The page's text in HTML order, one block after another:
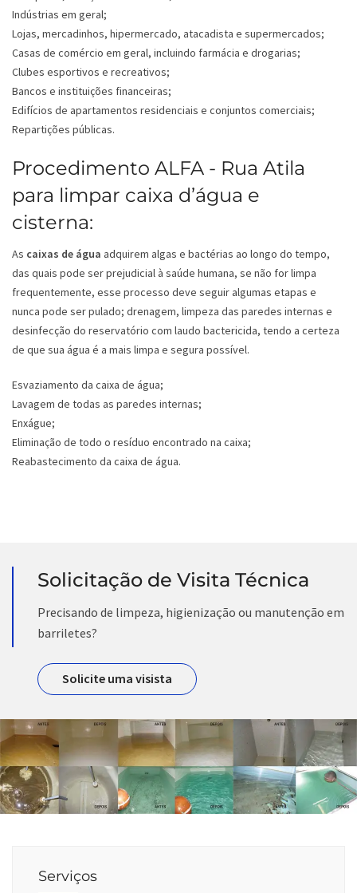
Indústrias em geral;
Lojas, mercadinhos, hipermercado, atacadista e supermercados;
Casas de comércio em geral, incluindo farmácia e drogarias;
Clubes esportivos e recreativos;
Bancos e instituições financeiras;
Edifícios de apartamentos residenciais e conjuntos comerciais;
Repartições públicas.
Procedimento ALFA - Rua Atila
para limpar caixa d’água e
cisterna:
As caixas de água adquirem algas e bactérias ao longo do tempo,
das quais pode ser prejudicial à saúde humana, se não for limpa
frequentemente, esse processo deve seguir algumas etapas e
nunca pode ser pulado; drenagem, limpeza das paredes internas e
desinfecção do reservatório com laudo bactericida, tendo a certeza
de que sua água é a mais limpa e segura possível.
Esvaziamento da caixa de água;
Lavagem de todas as paredes internas;
Enxágue;
Eliminação de todo o resíduo encontrado na caixa;
Reabastecimento da caixa de água.
Solicitação de Visita Técnica
Precisando de limpeza, higienização ou manutenção em
barriletes?
Solicite uma visista
Serviços